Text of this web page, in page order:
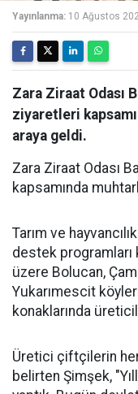
Yayınlanma: 10 Ağustos
Zara Ziraat Odası
ziyaretleri
araya geldi.
Zara Ziraat Odası
kapsamında
Tarım ve
destek
üzere Bolucan,
Yukarımescit
konaklarında
Üretici çiftçilerin her
belirten Şimşek,